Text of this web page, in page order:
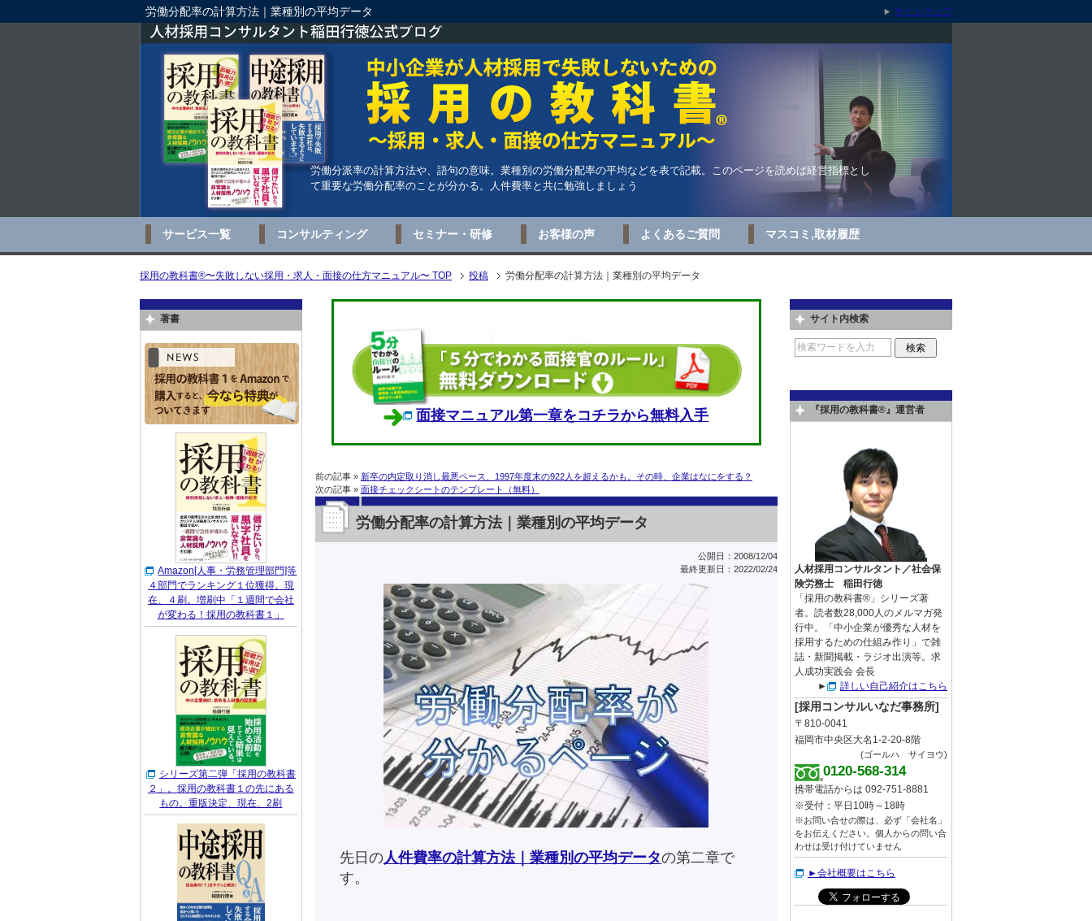
労働分配率の計算方法｜業種別の平均データ
労働分派率の計算方法や、語句の意味。業種別の労働分配率の平均などを表で記載。このページを読めば経営指標とし
て重要な労働分配率のことが分かる。人件費率と共に勉強しましょう
サービス一覧 コンサルティング セミナー・研修 お客様の声 よくあるご質問 マスコミ,取材履歴
採用の教科書®〜失敗しない採用・求人・面接の仕方マニュアル〜 TOP 投稿 労働分配率の計算方法｜業種別の平均データ
面接マニュアル第一章をコチラから無料入手
前の記事 » 新卒の内定取り消し最悪ペース、1997年度末の922人を超えるかも。その時、企業はなにをする？
次の記事 » 面接チェックシートのテンプレート（無料）
労働分配率の計算方法｜業種別の平均データ
公開日：2008/12/04
最終更新日：2022/02/24
先日の人件費率の計算方法｜業種別の平均データの第二章で
す。
著書
Amazon[人事・労務管理部門]等
４部門でランキング１位獲得。現
在、４刷。増刷中「１週間で会社
が変わる！採用の教科書１」
シリーズ第二弾「採用の教科書
２」。採用の教科書１の先にある
もの。重版決定、現在、2刷
サイト内検索
『採用の教科書®』運営者
人材採用コンサルタント／社会保
険労務士 稲田行徳
「採用の教科書®」シリーズ著
者。読者数28,000人のメルマガ発
行中。「中小企業が優秀な人材を
採用するための仕組み作り」で雑
誌・新聞掲載・ラジオ出演等。求
人成功実践会 会長
►
詳しい自己紹介はこちら
[採用コンサルいなだ事務所]
〒810-0041
福岡市中央区大名1-2-20-8階
(ゴールハ サイヨウ)
0120-568-314
携帯電話からは 092-751-8881
※受付：平日10時～18時
※お問い合せの際は、必ず「会社名」
をお伝えください。個人からの問い合
わせは受け付けていません
►会社概要はこちら
サイトマップ